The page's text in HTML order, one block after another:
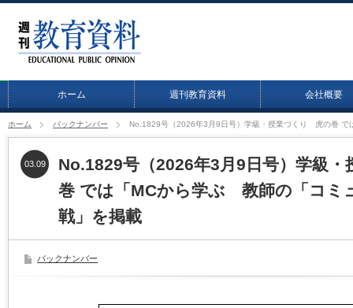
ホーム 週刊教育資料 会社概要
ホーム バックナンバー No.1829号（2026年3月9日号）学級・授業づくり 虎の巻
No.1829号（2026年3月9日号）学級
巻 では「MCから学ぶ 教師の「コミ
戦」を掲載
03.09
バックナンバー